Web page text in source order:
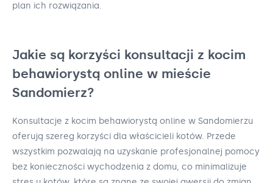
plan ich rozwiązania.
Jakie są korzyści konsultacji z kocim
behawiorystą online w mieście
Sandomierz?
Konsultacje z kocim behawiorystą online w Sandomierzu
oferują szereg korzyści dla właścicieli kotów. Przede
wszystkim pozwalają na uzyskanie profesjonalnej pomocy
bez konieczności wychodzenia z domu, co minimalizuje